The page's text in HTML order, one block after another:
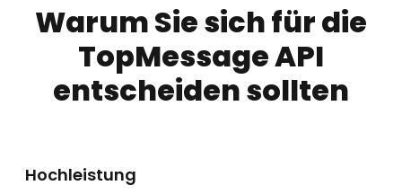
Warum Sie sich für die
TopMessage API
entscheiden sollten
Hochleistung